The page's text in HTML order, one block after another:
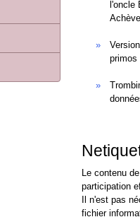
l'oncle
primos
Le contenu
participation
Il n'est pas
fichier